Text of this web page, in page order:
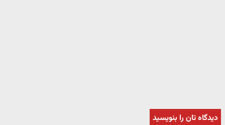
دیدگاه تان را بنویسید